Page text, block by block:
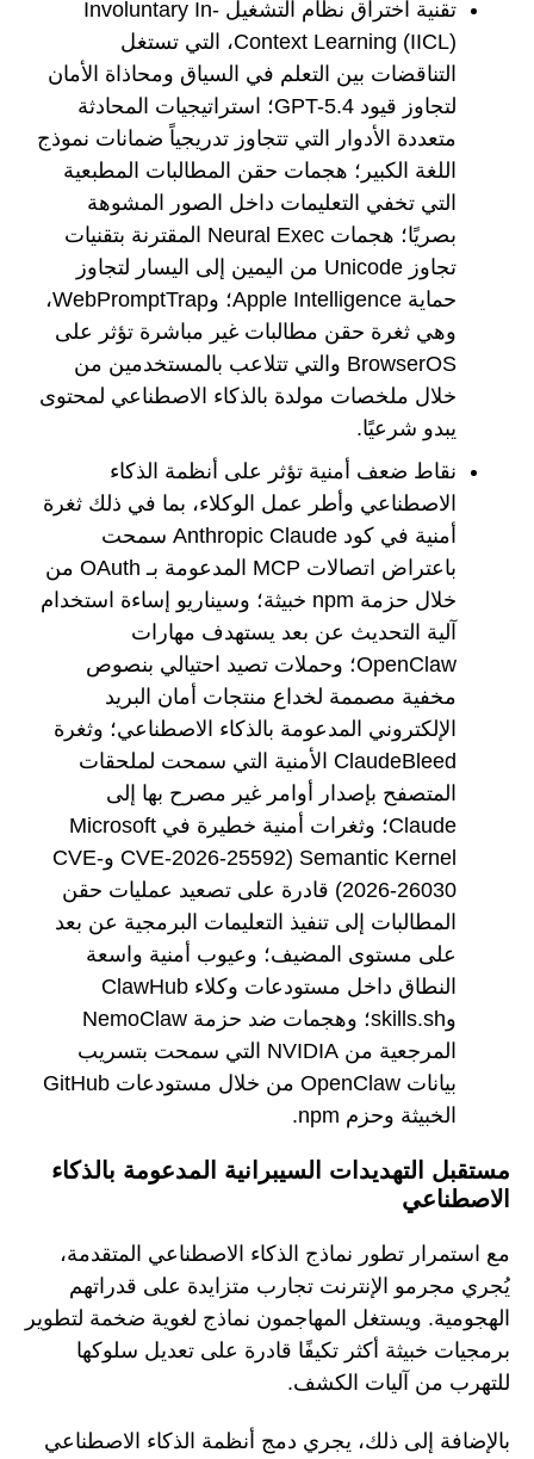
تقنية اختراق نظام التشغيل Involuntary In-
Context Learning (IICL)، التي تستغل
التناقضات بين التعلم في السياق ومحاذاة الأمان
لتجاوز قيود GPT-5.4؛ استراتيجيات المحادثة
متعددة الأدوار التي تتجاوز تدريجياً ضمانات نموذج
اللغة الكبير؛ هجمات حقن المطالبات المطبعية
التي تخفي التعليمات داخل الصور المشوهة
بصريًا؛ هجمات Neural Exec المقترنة بتقنيات
تجاوز Unicode من اليمين إلى اليسار لتجاوز
حماية Apple Intelligence؛ وWebPromptTrap،
وهي ثغرة حقن مطالبات غير مباشرة تؤثر على
BrowserOS والتي تتلاعب بالمستخدمين من
خلال ملخصات مولدة بالذكاء الاصطناعي لمحتوى
يبدو شرعيًا.
نقاط ضعف أمنية تؤثر على أنظمة الذكاء
الاصطناعي وأطر عمل الوكلاء، بما في ذلك ثغرة
أمنية في كود Anthropic Claude سمحت
باعتراض اتصالات MCP المدعومة بـ OAuth من
خلال حزمة npm خبيثة؛ وسيناريو إساءة استخدام
آلية التحديث عن بعد يستهدف مهارات
OpenClaw؛ وحملات تصيد احتيالي بنصوص
مخفية مصممة لخداع منتجات أمان البريد
الإلكتروني المدعومة بالذكاء الاصطناعي؛ وثغرة
ClaudeBleed الأمنية التي سمحت لملحقات
المتصفح بإصدار أوامر غير مصرح بها إلى
Claude؛ وثغرات أمنية خطيرة في Microsoft
Semantic Kernel (CVE-2026-25592 وCVE-
2026-26030) قادرة على تصعيد عمليات حقن
المطالبات إلى تنفيذ التعليمات البرمجية عن بعد
على مستوى المضيف؛ وعيوب أمنية واسعة
النطاق داخل مستودعات وكلاء ClawHub
وskills.sh؛ وهجمات ضد حزمة NemoClaw
المرجعية من NVIDIA التي سمحت بتسريب
بيانات OpenClaw من خلال مستودعات GitHub
الخبيثة وحزم npm.
مستقبل التهديدات السيبرانية المدعومة بالذكاء
الاصطناعي
مع استمرار تطور نماذج الذكاء الاصطناعي المتقدمة،
يُجري مجرمو الإنترنت تجارب متزايدة على قدراتهم
الهجومية. ويستغل المهاجمون نماذج لغوية ضخمة لتطوير
برمجيات خبيثة أكثر تكيفًا قادرة على تعديل سلوكها
للتهرب من آليات الكشف.
بالإضافة إلى ذلك، يجري دمج أنظمة الذكاء الاصطناعي